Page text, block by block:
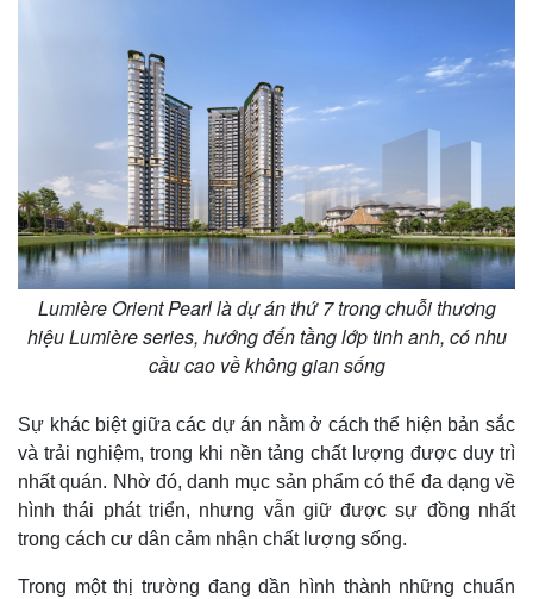
Vụ án
Quân sự - Quốc phòng
Vũ khí
Việt Nam
Lumière Orient Pearl là dự án thứ 7 trong chuỗi thương
hiệu Lumière series, hướng đến tầng lớp tinh anh, có nhu
cầu cao về không gian sống
Sự khác biệt giữa các dự án nằm ở cách thể hiện bản sắc
và trải nghiệm, trong khi nền tảng chất lượng được duy trì
nhất quán. Nhờ đó, danh mục sản phẩm có thể đa dạng về
hình thái phát triển, nhưng vẫn giữ được sự đồng nhất
trong cách cư dân cảm nhận chất lượng sống.
Trong một thị trường đang dần hình thành những chuẩn